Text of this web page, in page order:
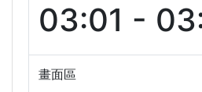
03:01 -
畫面區